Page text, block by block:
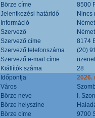
Börze címe
8500
Jelentkezési határidő
Nincs
Információ
Szervező
Szervező címe
8174
Szervező telefonszáma
(20)
Szervező e-mail címe
Kiállítók száma
28
Időpontja
2026.
Város
Börze neve
I.
Börze helyszíne
Börze címe
9700